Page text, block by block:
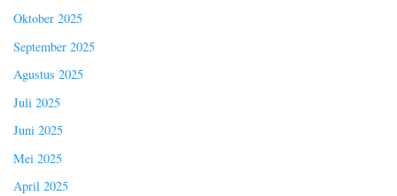
Oktober 2025
September 2025
Agustus 2025
Juli 2025
Juni 2025
Mei 2025
April 2025